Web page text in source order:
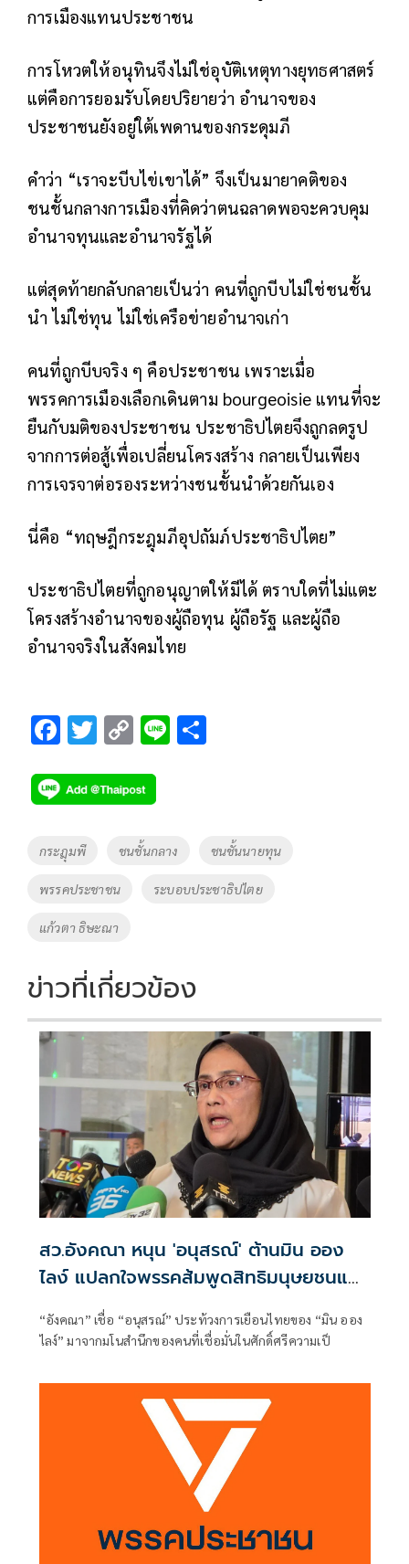
การเมืองแทนประชาชน
การโหวตให้อนุทินจึงไม่ใช่อุบัติเหตุทางยุทธศาสตร์
แต่คือการยอมรับโดยปริยายว่า อำนาจของ
ประชาชนยังอยู่ใต้เพดานของกระดุมภี
คำว่า “เราจะบีบไข่เขาได้” จึงเป็นมายาคติของ
ชนชั้นกลางการเมืองที่คิดว่าตนฉลาดพอจะควบคุม
อำนาจทุนและอำนาจรัฐได้
แต่สุดท้ายกลับกลายเป็นว่า คนที่ถูกบีบไม่ใช่ชนชั้น
นำ ไม่ใช่ทุน ไม่ใช่เครือข่ายอำนาจเก่า
คนที่ถูกบีบจริง ๆ คือประชาชน เพราะเมื่อ
พรรคการเมืองเลือกเดินตาม bourgeoisie แทนที่จะ
ยืนกับมติของประชาชน ประชาธิปไตยจึงถูกลดรูป
จากการต่อสู้เพื่อเปลี่ยนโครงสร้าง กลายเป็นเพียง
การเจรจาต่อรองระหว่างชนชั้นนำด้วยกันเอง
นี่คือ “ทฤษฎีกระฎุมภีอุปถัมภ์ประชาธิปไตย”
ประชาธิปไตยที่ถูกอนุญาตให้มีได้ ตราบใดที่ไม่แตะ
โครงสร้างอำนาจของผู้ถือทุน ผู้ถือรัฐ และผู้ถือ
อำนาจจริงในสังคมไทย
F
e
b
o
o
k
T
tt
er
C
p
y
Li
Li
Tags
กระฎุมพี ชนชั้นกลาง ชนชั้นนายทุน
พรรคประชาชน ระบอบประชาธิปไตย
แก้วตา ธิษะณา
ข่าวที่เกี่ยวข้อง
สว.อังคณา หนุน 'อนุสรณ์' ต้านมิน ออง
ไลง์ แปลกใจพรรคส้มพูดสิทธิมนุษยชนแต่
กลับเงียบ
“อังคณา” เชื่อ “อนุสรณ์” ประท้วงการเยือนไทยของ “มิน ออง
ไลง์” มาจากมโนสำนึกของคนที่เชื่อมั่นในศักดิ์ศรีความเป็